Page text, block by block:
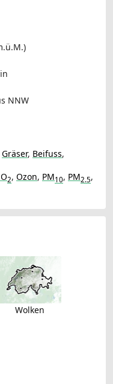
NNW
Gräser, Beifuss,
2, Ozon, PM10, PM2.5,
Wolken